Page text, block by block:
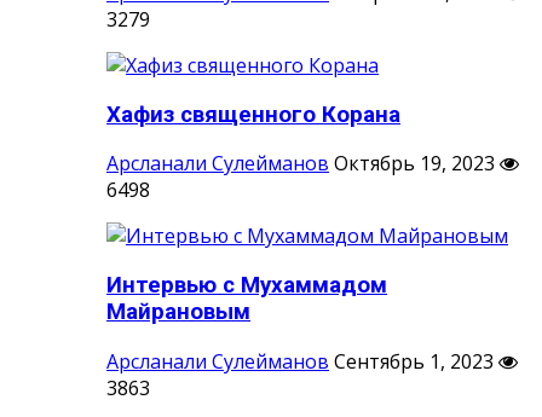
3279
Хафиз священного Корана
Арсланали Сулейманов Октябрь 19, 2023
6498
Интервью с Мухаммадом
Майрановым
Арсланали Сулейманов Сентябрь 1, 2023
3863